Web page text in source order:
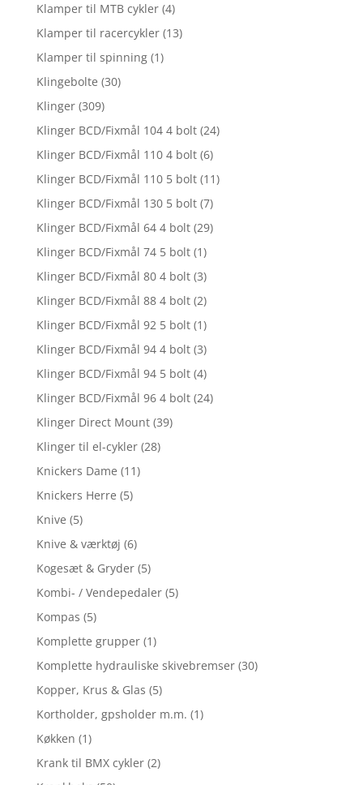
Klamper til MTB cykler (4)
Klamper til racercykler (13)
Klamper til spinning (1)
Klingebolte (30)
Klinger (309)
Klinger BCD/Fixmål 104 4 bolt (24)
Klinger BCD/Fixmål 110 4 bolt (6)
Klinger BCD/Fixmål 110 5 bolt (11)
Klinger BCD/Fixmål 130 5 bolt (7)
Klinger BCD/Fixmål 64 4 bolt (29)
Klinger BCD/Fixmål 74 5 bolt (1)
Klinger BCD/Fixmål 80 4 bolt (3)
Klinger BCD/Fixmål 88 4 bolt (2)
Klinger BCD/Fixmål 92 5 bolt (1)
Klinger BCD/Fixmål 94 4 bolt (3)
Klinger BCD/Fixmål 94 5 bolt (4)
Klinger BCD/Fixmål 96 4 bolt (24)
Klinger Direct Mount (39)
Klinger til el-cykler (28)
Knickers Dame (11)
Knickers Herre (5)
Knive (5)
Knive & værktøj (6)
Kogesæt & Gryder (5)
Kombi- / Vendepedaler (5)
Kompas (5)
Komplette grupper (1)
Komplette hydrauliske skivebremser (30)
Kopper, Krus & Glas (5)
Kortholder, gpsholder m.m. (1)
Køkken (1)
Krank til BMX cykler (2)